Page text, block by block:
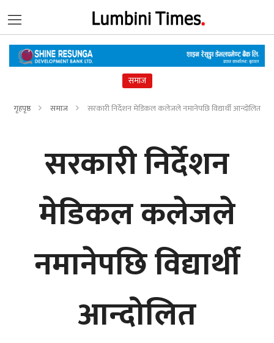
समाज
गृहपृष्ठ समाज सरकारी निर्देशन मेडिकल कलेजले नमानेपछि विद्यार्थी आन्दोलित
सरकारी निर्देशन
मेडिकल कलेजले
नमानेपछि विद्यार्थी
आन्दोलित